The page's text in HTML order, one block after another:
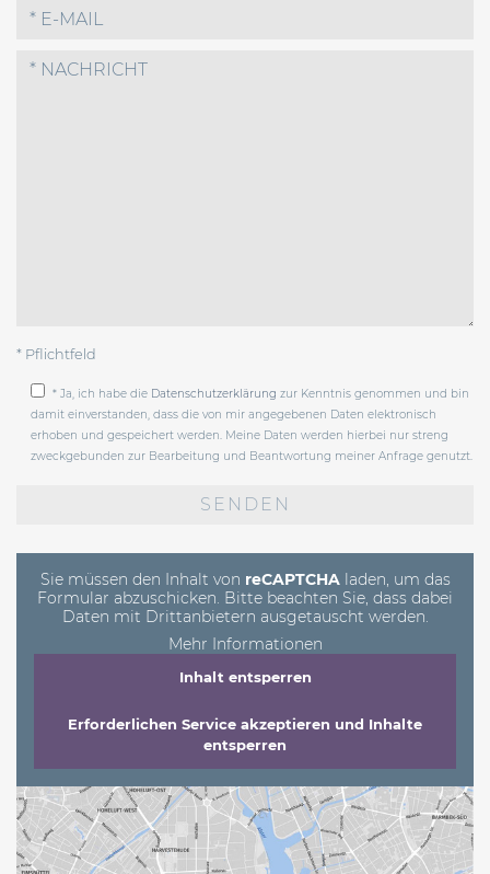
* Pflichtfeld
* Ja, ich habe die Datenschutzerklärung zur Kenntnis genommen und bin
damit einverstanden, dass die von mir angegebenen Daten elektronisch
erhoben und gespeichert werden. Meine Daten werden hierbei nur streng
zweckgebunden zur Bearbeitung und Beantwortung meiner Anfrage genutzt.
Sie müssen den Inhalt von reCAPTCHAladen, um das
Formular abzuschicken. Bitte beachten Sie, dass dabei
Daten mit Drittanbietern ausgetauscht werden.
Mehr Informationen
Inhalt entsperren
Erforderlichen Service akzeptieren und Inhalte
entsperren